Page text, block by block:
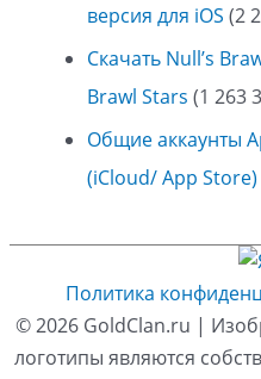
версия для iOS (2
Скачать Null’s
Brawl Stars (1 263
Общие аккаунты
(iCloud/ App Store)
Политика
© 2026 GoldClan.ru |
логотипы являются